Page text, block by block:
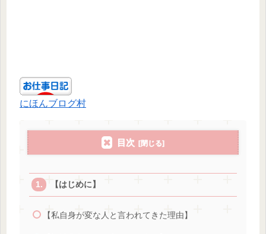
にほんブログ村
目次
【はじめに】
【私自身が変な人と言われてきた理由】